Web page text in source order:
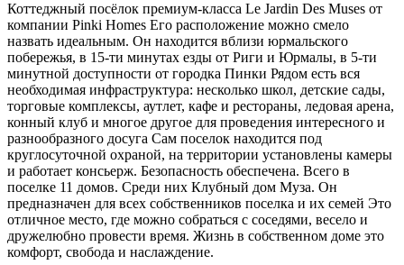
Коттеджный посёлок премиум-класса Le Jardin Des Muses от
компании Pinki Homes Его расположение можно смело
назвать идеальным. Он находится вблизи юрмальского
побережья, в 15-ти минутах езды от Риги и Юрмалы, в 5-ти
минутной доступности от городка Пинки Рядом есть вся
необходимая инфраструктура: несколько школ, детские сады,
торговые комплексы, аутлет, кафе и рестораны, ледовая арена,
конный клуб и многое другое для проведения интересного и
разнообразного досуга Сам поселок находится под
круглосуточной охраной, на территории установлены камеры
и работает консьерж. Безопасность обеспечена. Всего в
поселке 11 домов. Среди них Клубный дом Муза. Он
предназначен для всех собственников поселка и их семей Это
отличное место, где можно собраться с соседями, весело и
дружелюбно провести время. Жизнь в собственном доме это
комфорт, свобода и наслаждение.